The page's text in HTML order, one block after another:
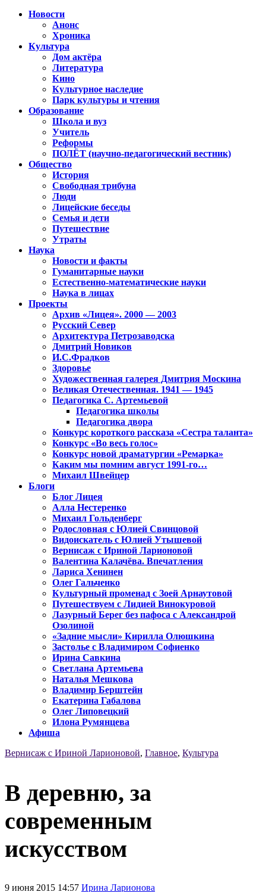
Новости
Анонс
Хроника
Культура
Дом актёра
Литература
Кино
Культурное наследие
Парк культуры и чтения
Образование
Школа и вуз
Учитель
Реформы
ПОЛЁТ (научно-педагогический вестник)
Общество
История
Свободная трибуна
Люди
Лицейские беседы
Семья и дети
Путешествие
Утраты
Наука
Новости и факты
Гуманитарные науки
Естественно-математические науки
Наука в лицах
Проекты
Архив «Лицея». 2000 — 2003
Русский Север
Архитектура Петрозаводска
Дмитрий Новиков
И.С.Фрадков
Здоровье
Художественная галерея Дмитрия Москина
Великая Отечественная. 1941 — 1945
Педагогика С. Артемьевой
Педагогика школы
Педагогика двора
Конкурс короткого рассказа «Сестра таланта»
Конкурс «Во весь голос»
Конкурс новой драматургии «Ремарка»
Каким мы помним август 1991-го…
Михаил Швейцер
Блоги
Блог Лицея
Алла Нестеренко
Михаил Гольденберг
Родословная с Юлией Свинцовой
Видоискатель с Юлией Утышевой
Вернисаж с Ириной Ларионовой
Валентина Калачёва. Впечатления
Лариса Хенинен
Олег Гальченко
Культурный променад с Зоей Арнаутовой
Путешествуем с Лидией Винокуровой
Лазурный Берег без пафоса с Александрой
Озолиной
«Задние мысли» Кирилла Олюшкина
Застолье с Владимиром Софиенко
Ирина Савкина
Светлана Артемьева
Наталья Мешкова
Владимир Берштейн
Екатерина Габалова
Олег Липовецкий
Илона Румянцева
Афиша
Вернисаж с Ириной Ларионовой, Главное, Культура
В деревню, за
современным
искусством
9 июня 2015 14:57 Ирина Ларионова